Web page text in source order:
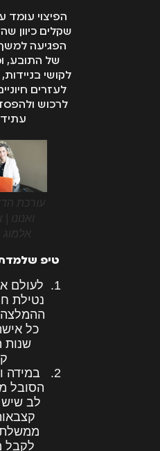
הפיצוי עומד
שקלים כיוון
הפגיעה למשך
של התובע,
לקושי
לעזרים
לרכוש
עורכת
ואנונו |
אלמוג
טיפ
לעולם
נטילת
כל
שנות
במידה
לב
לקבל